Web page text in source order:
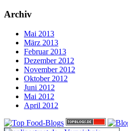
Archiv
Mai 2013
März 2013
Februar 2013
Dezember 2012
November 2012
Oktober 2012
Juni 2012
Mai 2012
April 2012